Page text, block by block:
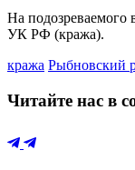
На подозреваемого
УК РФ (кража).
кража Рыбновский
Читайте нас в